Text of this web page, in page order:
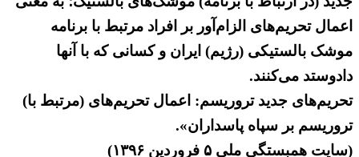
اعمال تحریم‌های الزام‌آور بر افراد مرتبط با برنامه
موشک بالستیکی (رژیم) ایران و کسانی که با آنها
دادوستد می‌کنند.
تحریم‌های جدید تروریسم: اعمال تحریم‌های (مرتبط با)
تروریسم بر سپاه پاسداران».
(سایت همبستگی ملی ۵ فروردین ۱۳۹۶)